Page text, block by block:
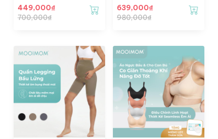
Nắp Đậy & Dây Đeo Tiện Lợi
449,000₫
700,000₫
639,000₫
980,000₫